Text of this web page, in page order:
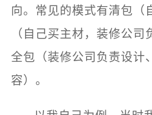
向。常见的模式有清包（
（自己买主材，装修公司
全包（装修公司负责设计
容）。